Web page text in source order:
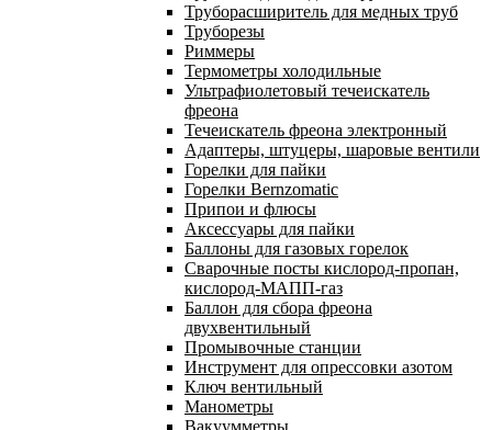
Труборасширитель для медных труб
Труборезы
Риммеры
Термометры холодильные
Ультрафиолетовый течеискатель
фреона
Течеискатель фреона электронный
Адаптеры, штуцеры, шаровые вентили
Горелки для пайки
Горелки Bernzomatic
Припои и флюсы
Аксессуары для пайки
Баллоны для газовых горелок
Сварочные посты кислород-пропан,
кислород-МАПП-газ
Баллон для сбора фреона
двухвентильный
Промывочные станции
Инструмент для опрессовки азотом
Ключ вентильный
Манометры
Вакуумметры